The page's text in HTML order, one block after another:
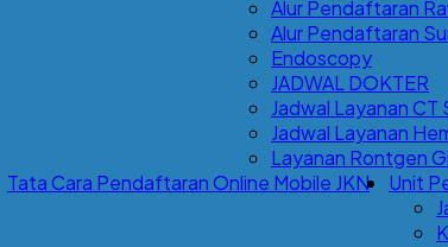
Alur Pendaftaran
Alur Pendaftaran
Endoscopy
JADWAL DOKTER
Jadwal Layanan CT
Jadwal Layanan
Layanan Rontgen
Tata Cara Pendaftaran Online Mobile JKN
Unit